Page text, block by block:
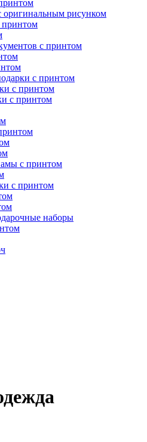
оригинальным рисунком
принтом
с принтом
с принтом
с принтом
с принтом
с принтом
с принтом
наборы